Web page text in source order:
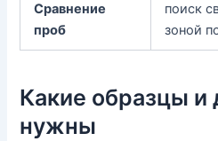
Сравнение
проб
поиск
зоной
Какие образцы и
нужны